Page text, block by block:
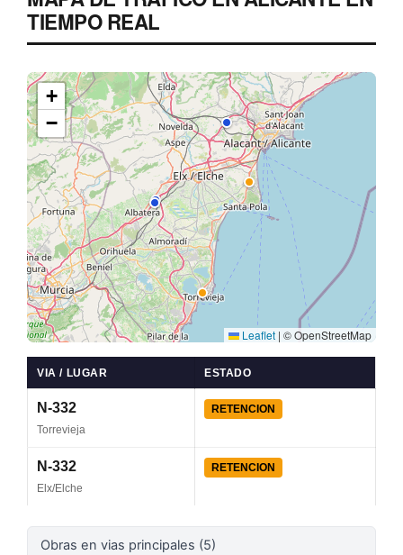
TIEMPO REAL
+
−
Leaflet | © OpenStreetMap
VIA / LUGAR ESTADO
N-332
Torrevieja
RETENCION
N-332
Elx/Elche
RETENCION
Obras en vias principales (5)